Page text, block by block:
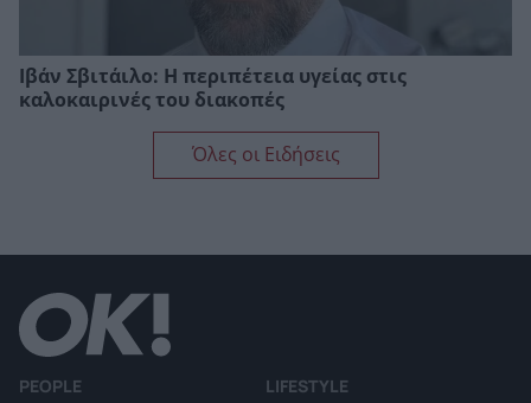
Ιβάν Σβιτάιλο: Η περιπέτεια υγείας στις
καλοκαιρινές του διακοπές
Όλες οι Ειδήσεις
PEOPLE LIFESTYLE